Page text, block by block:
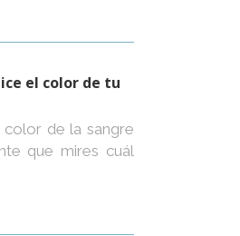
el color de tu
color de la sangre
que mires cuál